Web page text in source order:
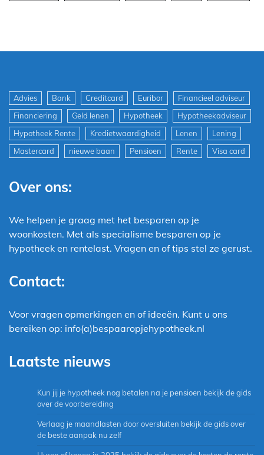
Advies Bank Creditcard Euribor
Financieel adviseur
Financiering
Geld lenen Hypotheek
Hypotheekadviseur
Hypotheek Rente
Kredietwaardigheid Lenen
Lening
Mastercard
nieuwe baan Pensioen Rente Visa card
Over ons:
We helpen je graag met het besparen op je
woonkosten. Met als specialisme besparen op je
hypotheek en rentelast. Vragen en of tips stel ze gerust.
Contact:
Voor vragen opmerkingen en of ideeën. Kunt u ons
bereiken op: info(a)bespaaropjehypotheek.nl
Laatste nieuws
Kun jij je hypotheek nog betalen na je pensioen bekijk de gids
over de voorbereiding
Verlaag je maandlasten door oversluiten bekijk de gids over
de beste aanpak nu zelf